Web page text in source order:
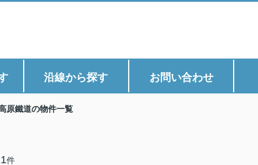
沿線から探す お問い合わせ
原鐵道の物件一覧
件